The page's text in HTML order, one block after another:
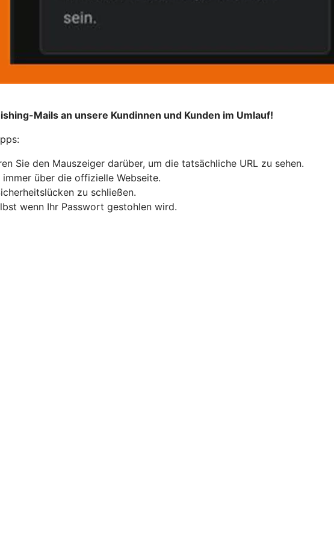
Mails an unsere Kundinnen und Kunden im Umlauf!
Sie den Mauszeiger darüber, um die tatsächliche URL zu sehen.
über die offizielle Webseite.
zu schließen.
wenn Ihr Passwort gestohlen wird.